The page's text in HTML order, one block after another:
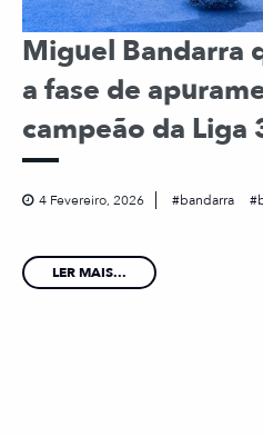
Miguel Bandarra
a fase de
campeão da Liga
4 Fevereiro, 2026 bandarra
LER MAIS...